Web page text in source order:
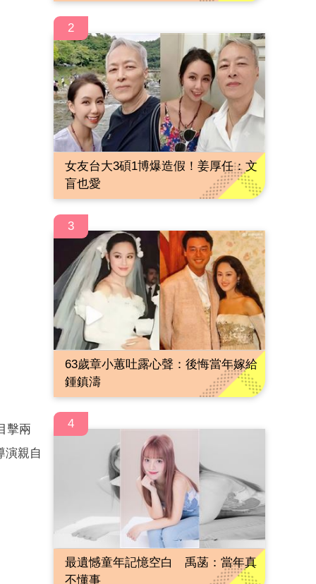
擊兩
演親自
2
女友台大3碩1博爆造假！姜厚任：文
盲也愛
3
63歲章小蕙吐露心聲：後悔當年嫁給
鍾鎮濤
4
最遺憾童年記憶空白 禹菡：當年真
不懂事